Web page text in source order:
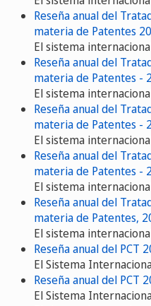
Reseña anual del
materia de Patentes
El sistema
Reseña anual del
materia de Patentes -
El sistema
Reseña anual del
materia de Patentes -
El sistema
Reseña anual del
materia de Patentes -
El sistema
Reseña anual del
materia de Patentes,
El sistema
Reseña anual del PCT
El Sistema
Reseña anual del PCT
El Sistema